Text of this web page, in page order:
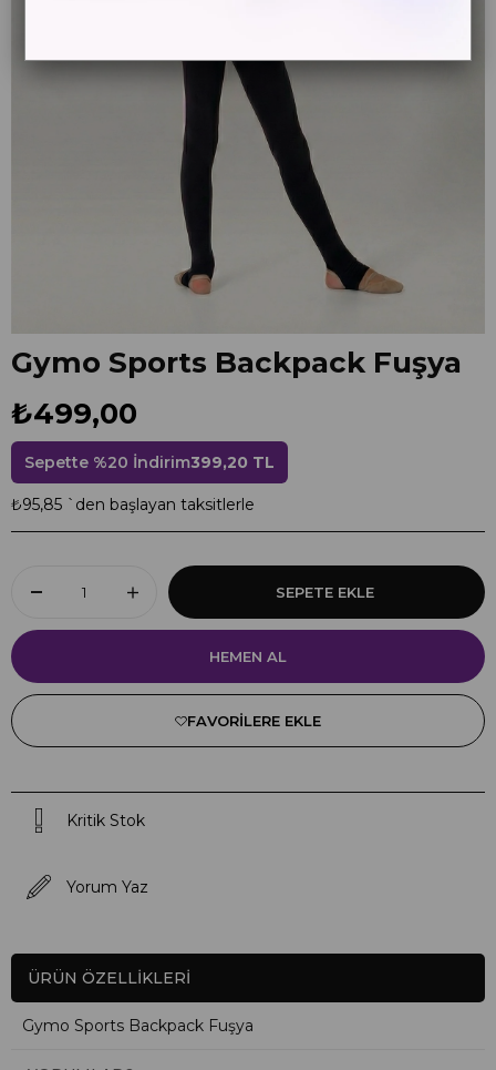
Gymo Sports Backpack Fuşya
₺499,00
Sepette %20 İndirim399,20 TL
₺95,85 `den başlayan taksitlerle
FAVORILERE EKLE
Kritik Stok
Yorum Yaz
ÜRÜN ÖZELLIKLERI
Gymo Sports Backpack Fuşya